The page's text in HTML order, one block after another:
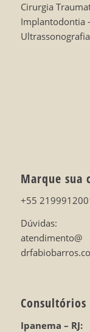
Cirurgia
Implantodontia
Marque sua
+55
Dúvidas:
atendimento@
Consultórios
Ipanema – RJ: